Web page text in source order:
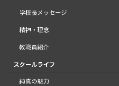
学校長メッセージ
精神・理念
教職員紹介
スクールライフ
純真の魅力